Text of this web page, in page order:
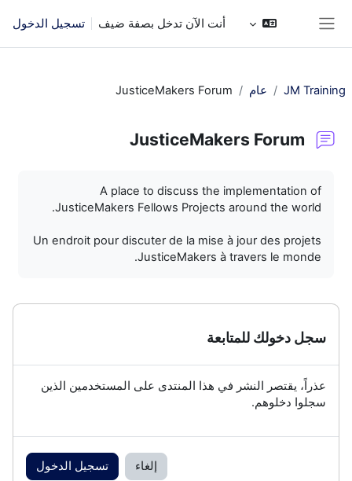
أنت الآن تدخل بصفة ضيف تسجيل الدخول
JM Training عام JusticeMakers Forum
JusticeMakers Forum
A place to discuss the implementation of
JusticeMakers Fellows Projects around the world.
Un endroit pour discuter de la mise à jour des projets
JusticeMakers à travers le monde.
سجل دخولك للمتابعة
عذراً، يقتصر النشر في هذا المنتدى على المستخدمين الذين
سجلوا دخلوهم.
إلغاء تسجيل الدخول